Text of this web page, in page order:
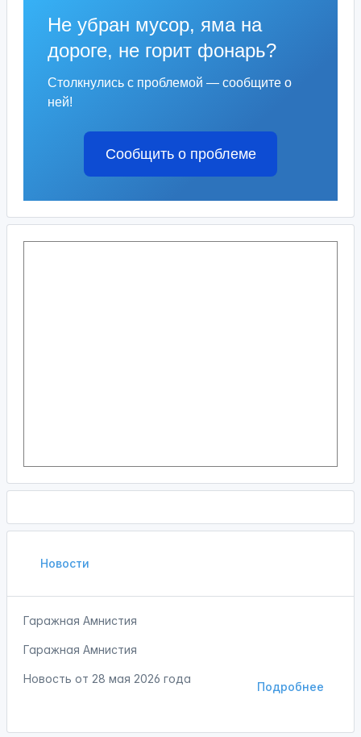
Не убран мусор, яма на
дороге, не горит фонарь?
Столкнулись с проблемой — сообщите о
ней!
Сообщить о проблеме
Новости
Гаражная Амнистия
Гаражная Амнистия
Подробнее
Новость от 28 мая 2026 года